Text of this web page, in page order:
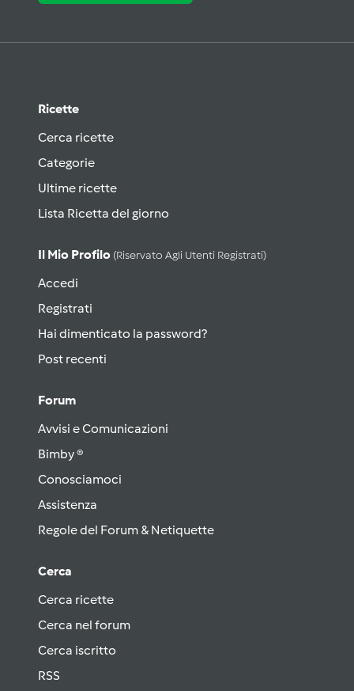
Ricette
Cerca ricette
Categorie
Ultime ricette
Lista Ricetta del giorno
Il Mio Profilo (riservato Agli Utenti Registrati)
Accedi
Registrati
Hai dimenticato la password?
Post recenti
Forum
Avvisi e Comunicazioni
Bimby ®
Conosciamoci
Assistenza
Regole del Forum & Netiquette
Cerca
Cerca ricette
Cerca nel forum
Cerca iscritto
RSS